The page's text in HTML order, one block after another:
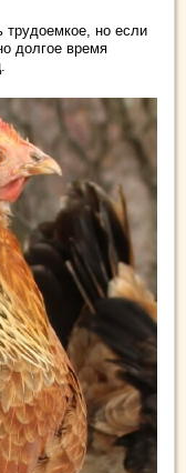
трудоемкое, но если
долгое время